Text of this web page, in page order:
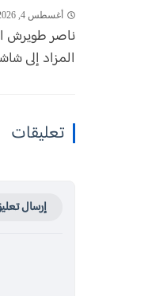
أغسطس 4, 2026
ناصر طويرش
المزاد إلى
تعليقات
إرسال